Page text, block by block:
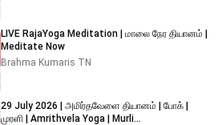
LIVE RajaYoga Meditation | மாலை நேர தியானம் |
Meditate Now
Brahma Kumaris TN
29 July 2026 | அமிர்தவேளை தியானம் | போக் |
முரளி | Amrithvela Yoga | Murli